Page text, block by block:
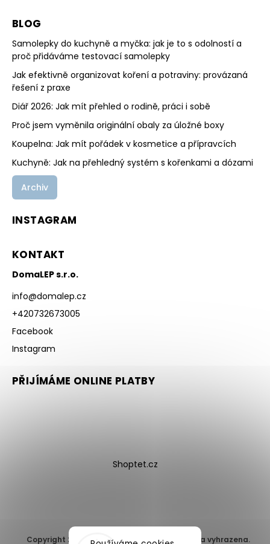
BLOG
Samolepky do kuchyně a myčka: jak je to s odolností a
proč přidáváme testovací samolepky
Jak efektivně organizovat koření a potraviny: provázaná
řešení z praxe
Diář 2026: Jak mít přehled o rodině, práci i sobě
Proč jsem vyměnila originální obaly za úložné boxy
Koupelna: Jak mít pořádek v kosmetice a přípravcích
Kuchyně: Jak na přehledný systém s kořenkami a dózami
Archiv
INSTAGRAM
KONTAKT
DomaLEP s.r.o.
info@domalep.cz
+420732673005
Facebook
Instagram
PŘIJÍMÁME ONLINE PLATBY
Shoptet.cz
Copyright 2026 DomaLEP s.r.o. . Všechna práva vyhrazena.